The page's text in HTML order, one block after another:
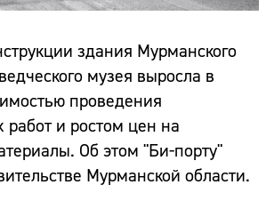
здания Мурманского
музея выросла в
проведения
и ростом цен на
Об этом "Би-порту"
Мурманской области.